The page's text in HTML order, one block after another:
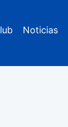
Noticias